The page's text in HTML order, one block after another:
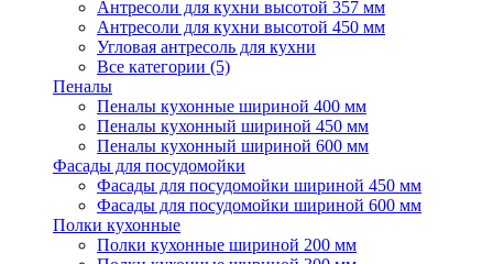
Антресоли для кухни высотой 357 мм
Антресоли для кухни высотой 450 мм
Угловая антресоль для кухни
Все категории (5)
Пеналы
Пеналы кухонные шириной 400 мм
Пеналы кухонный шириной 450 мм
Пеналы кухонный шириной 600 мм
Фасады для посудомойки
Фасады для посудомойки шириной 450 мм
Фасады для посудомойки шириной 600 мм
Полки кухонные
Полки кухонные шириной 200 мм